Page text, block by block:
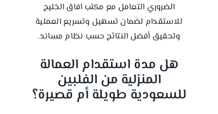
الضروري التعامل مع مكتب افاق الخليج
للاستقدام لضمان تسهيل وتسريع العملية
وتحقيق أفضل النتائج حسب نظام مساند.
هل مدة استقدام العمالة
المنزلية من الفلبين
للسعودية طويلة أم قصيرة؟